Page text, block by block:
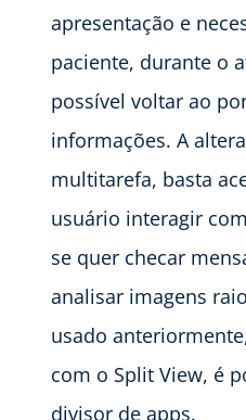
apresentação e
paciente, durante o
possível voltar ao
informações. A
multitarefa, basta
usuário interagir
se quer checar
analisar imagens
usado
com o Split View, é
divisor de apps.